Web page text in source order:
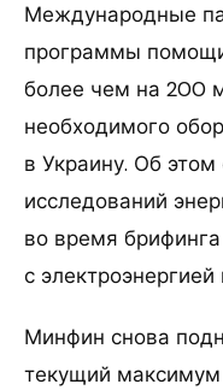
Международные
программы
более чем на 200
необходимого
в Украину. Об
исследований
во время
с электроэнергией
Минфин снова
текущий максимум